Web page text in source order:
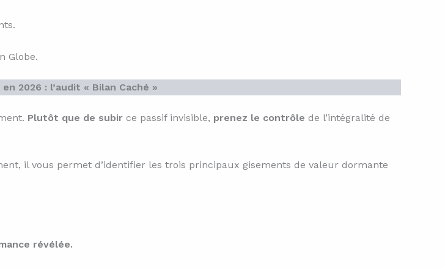
Globe.
2026 : l’audit « Bilan Caché »
Plutôt que de subir ce passif invisible, prenez le contrôle de l’intégralité de
il vous permet d’identifier les trois principaux gisements de valeur dormante
révélée.